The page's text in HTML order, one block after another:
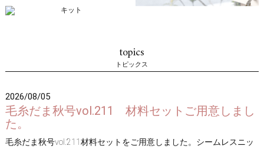
topics
トピックス
2026/08/05
毛糸だま秋号vol.211 材料セットご用意しまし
た。
毛糸だま秋号vol.211材料セットをご用意しました。シームレスニッ